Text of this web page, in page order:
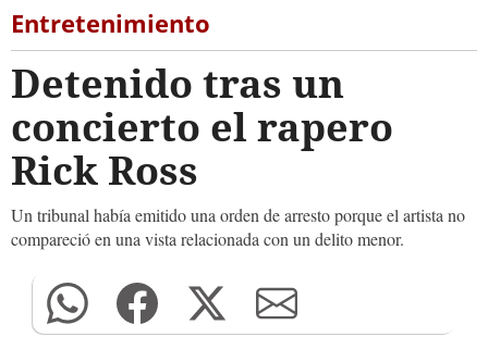
Entretenimiento
Detenido tras un
concierto el rapero
Rick Ross
Un tribunal había emitido una orden de arresto porque el artista no
compareció en una vista relacionada con un delito menor.